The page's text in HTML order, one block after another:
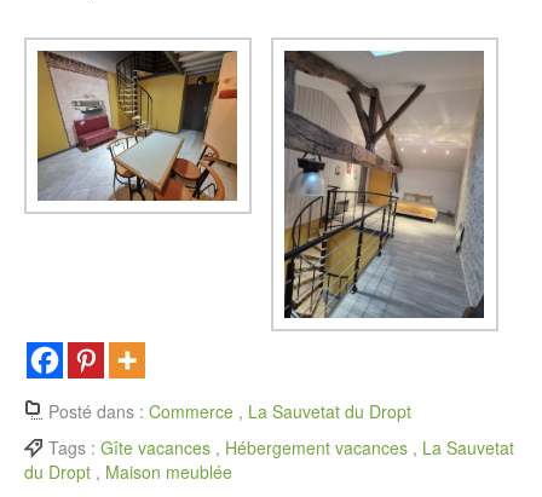
Posté dans : Commerce , La Sauvetat du Dropt
Tags : Gîte vacances , Hébergement vacances , La Sauvetat
du Dropt , Maison meublée